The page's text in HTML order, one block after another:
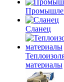
Сланец
материалы